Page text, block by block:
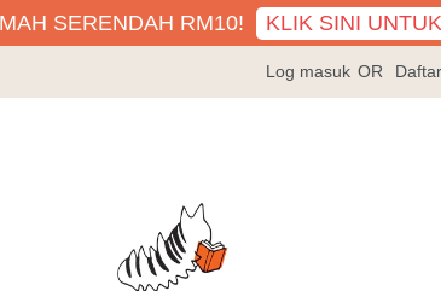
SERENDAH RM10! KLIK SINI
Log masuk OR